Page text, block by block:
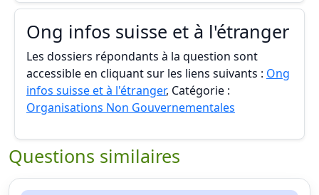
Ong infos suisse et à l'étranger
Les dossiers répondants à la question sont
accessible en cliquant sur les liens suivants : Ong
infos suisse et à l'étranger, Catégorie :
Organisations Non Gouvernementales
Questions similaires